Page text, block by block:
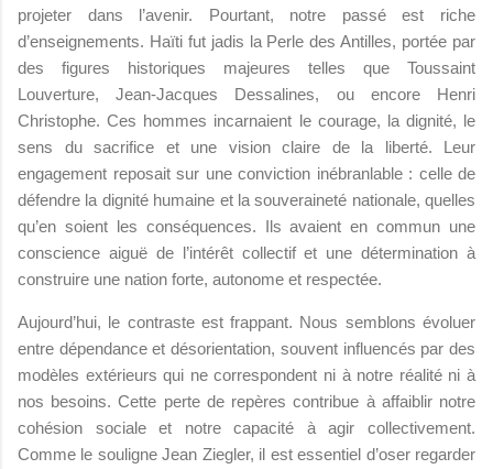
projeter dans l’avenir. Pourtant, notre passé est riche
d’enseignements. Haïti fut jadis la Perle des Antilles, portée par
des figures historiques majeures telles que Toussaint
Louverture,Jean-Jacques Dessalines, ou encore Henri
Christophe. Ces hommes incarnaient le courage, la dignité, le
sens du sacrifice et une vision claire de la liberté. Leur
engagement reposait sur une conviction inébranlable : celle de
défendre la dignité humaine et la souveraineté nationale, quelles
qu’en soient les conséquences. Ils avaient en commun une
conscience aiguë de l’intérêt collectif et une détermination à
construire une nation forte, autonome et respectée.
Aujourd’hui, le contraste est frappant. Nous semblons évoluer
entre dépendance et désorientation, souvent influencés par des
modèles extérieurs qui ne correspondent ni à notre réalité ni à
nos besoins. Cette perte de repères contribue à affaiblir notre
cohésion sociale et notre capacité à agir collectivement.
Comme le souligneJean Ziegler, il est essentiel d’oser regarder